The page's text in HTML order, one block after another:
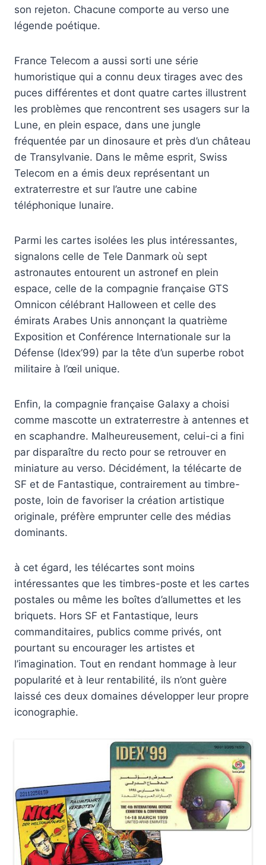
son rejeton. Chacune comporte au verso une
légende poétique.
France Telecom a aussi sorti une série
humoristique qui a connu deux tirages avec des
puces différentes et dont quatre cartes illustrent
les problèmes que rencontrent ses usagers sur la
Lune, en plein espace, dans une jungle
fréquentée par un dinosaure et près d’un château
de Transylvanie. Dans le même esprit, Swiss
Telecom en a émis deux représentant un
extraterrestre et sur l’autre une cabine
téléphonique lunaire.
Parmi les cartes isolées les plus intéressantes,
signalons celle de Tele Danmark où sept
astronautes entourent un astronef en plein
espace, celle de la compagnie française GTS
Omnicon célébrant Halloween et celle des
émirats Arabes Unis annonçant la quatrième
Exposition et Conférence Internationale sur la
Défense (Idex’99) par la tête d’un superbe robot
militaire à l’œil unique.
Enfin, la compagnie française Galaxy a choisi
comme mascotte un extraterrestre à antennes et
en scaphandre. Malheureusement, celui-ci a fini
par disparaître du recto pour se retrouver en
miniature au verso. Décidément, la télécarte de
SF et de Fantastique, contrairement au timbre-
poste, loin de favoriser la création artistique
originale, préfère emprunter celle des médias
dominants.
à cet égard, les télécartes sont moins
intéressantes que les timbres-poste et les cartes
postales ou même les boîtes d’allumettes et les
briquets. Hors SF et Fantastique, leurs
commanditaires, publics comme privés, ont
pourtant su encourager les artistes et
l’imagination. Tout en rendant hommage à leur
popularité et à leur rentabilité, ils n’ont guère
laissé ces deux domaines développer leur propre
iconographie.